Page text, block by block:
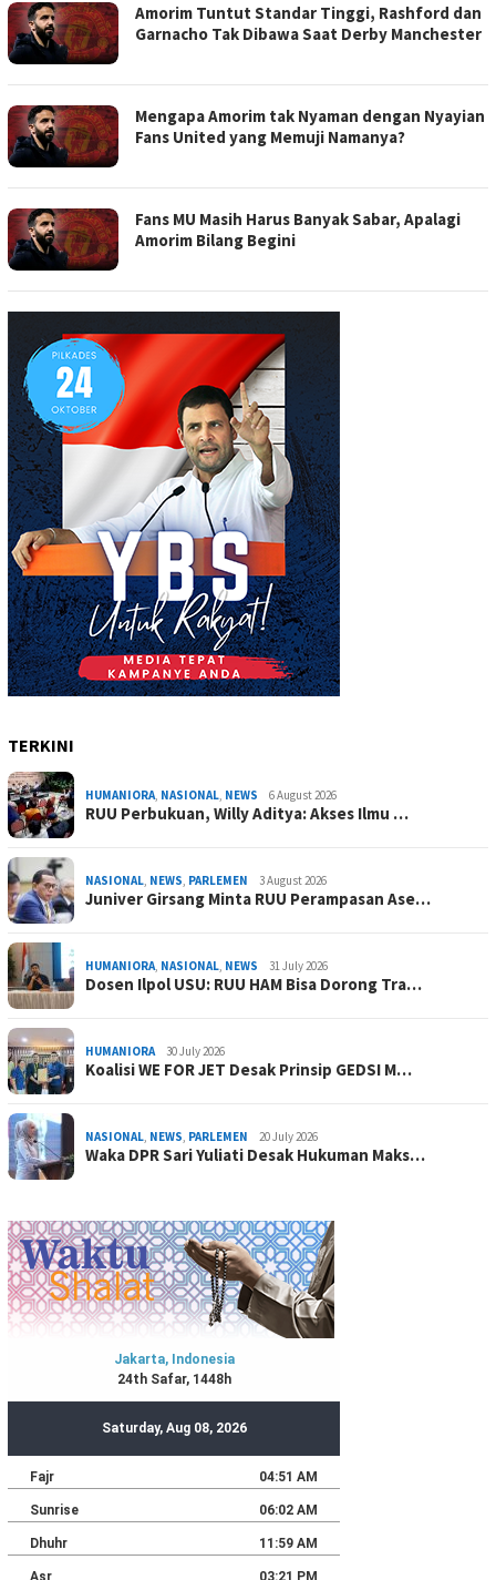
Amorim Tuntut Standar Tinggi, Rashford dan
Garnacho Tak Dibawa Saat Derby Manchester
Mengapa Amorim tak Nyaman dengan Nyayian
Fans United yang Memuji Namanya?
Fans MU Masih Harus Banyak Sabar, Apalagi
Amorim Bilang Begini
TERKINI
HUMANIORA, NASIONAL, NEWS 6 August 2026
RUU Perbukuan, Willy Aditya: Akses Ilmu …
NASIONAL, NEWS, PARLEMEN 3 August 2026
Juniver Girsang Minta RUU Perampasan Ase…
HUMANIORA, NASIONAL, NEWS 31 July 2026
Dosen Ilpol USU: RUU HAM Bisa Dorong Tra…
HUMANIORA 30 July 2026
Koalisi WE FOR JET Desak Prinsip GEDSI M…
NASIONAL, NEWS, PARLEMEN 20 July 2026
Waka DPR Sari Yuliati Desak Hukuman Maks…